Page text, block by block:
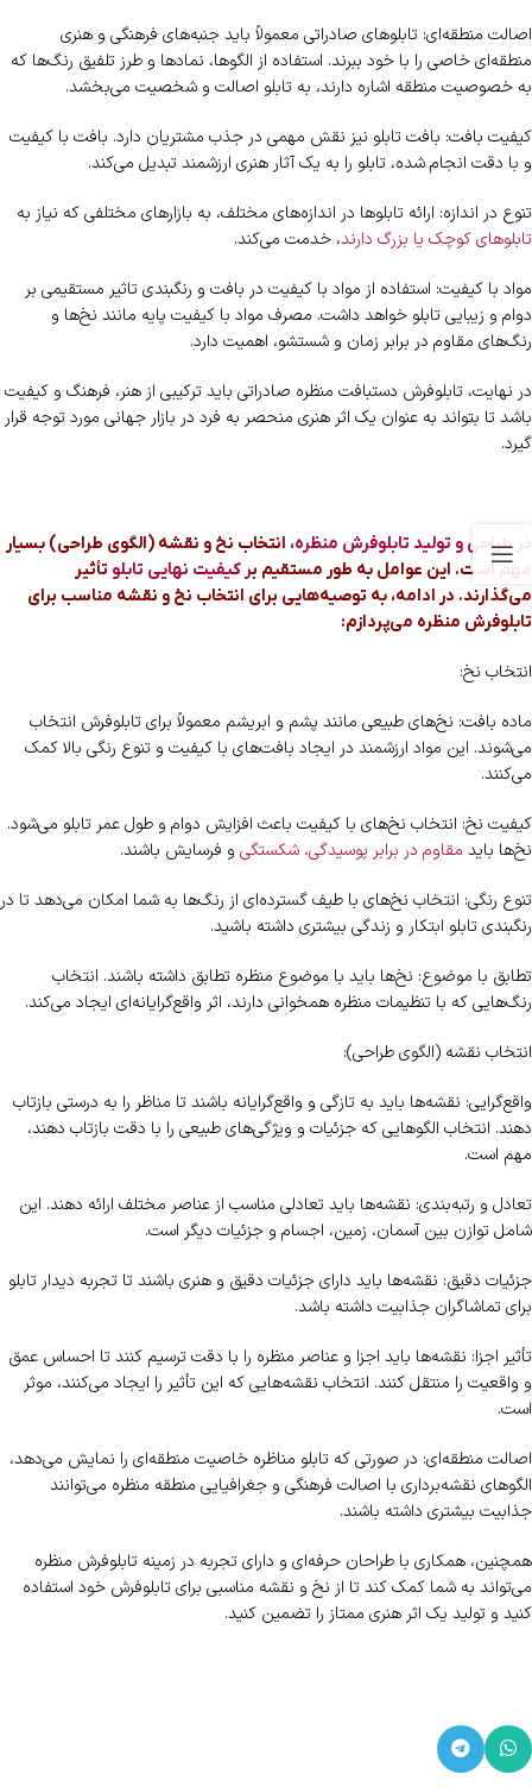
اصالت منطقه‌ای: تابلوهای صادراتی معمولاً باید جنبه‌های فرهنگی و هنری
منطقه‌ای خاصی را با خود ببرند. استفاده از الگوها، نمادها و طرز تلفیق رنگ‌ها که
به خصوصیت منطقه اشاره دارند، به تابلو اصالت و شخصیت می‌بخشد.
کیفیت بافت: بافت تابلو نیز نقش مهمی در جذب مشتریان دارد. بافت با کیفیت
و با دقت انجام شده، تابلو را به یک آثار هنری ارزشمند تبدیل می‌کند.
تنوع در اندازه: ارائه تابلوها در اندازه‌های مختلف، به بازارهای مختلفی که نیاز به
تابلوهای کوچک یا بزرگ دارند، خدمت می‌کند.
مواد با کیفیت: استفاده از مواد با کیفیت در بافت و رنگبندی تاثیر مستقیمی بر
دوام و زیبایی تابلو خواهد داشت. مصرف مواد با کیفیت پایه مانند نخ‌ها و
رنگ‌های مقاوم در برابر زمان و شستشو، اهمیت دارد.
در نهایت، تابلوفرش دستبافت منظره صادراتی باید ترکیبی از هنر، فرهنگ و کیفیت
باشد تا بتواند به عنوان یک اثر هنری منحصر به فرد در بازار جهانی مورد توجه قرار
گیرد.
در طراحی و تولید تابلوفرش منظره، انتخاب نخ و نقشه (الگوی طراحی) بسیار
مهم است. این عوامل به طور مستقیم بر کیفیت نهایی تابلو تأثیر
می‌گذارند. در ادامه، به توصیه‌هایی برای انتخاب نخ و نقشه مناسب برای
تابلوفرش منظره می‌پردازم:
انتخاب نخ:
ماده بافت: نخ‌های طبیعی مانند پشم و ابریشم معمولاً برای تابلوفرش انتخاب
می‌شوند. این مواد ارزشمند در ایجاد بافت‌های با کیفیت و تنوع رنگی بالا کمک
می‌کنند.
کیفیت نخ: انتخاب نخ‌های با کیفیت باعث افزایش دوام و طول عمر تابلو می‌شود.
نخ‌ها باید مقاوم در برابر پوسیدگی، شکستگی و فرسایش باشند.
تنوع رنگی: انتخاب نخ‌های با طیف گسترده‌ای از رنگ‌ها به شما امکان می‌دهد تا در
رنگبندی تابلو ابتکار و زندگی بیشتری داشته باشید.
تطابق با موضوع: نخ‌ها باید با موضوع منظره تطابق داشته باشند. انتخاب
رنگ‌هایی که با تنظیمات منظره همخوانی دارند، اثر واقع‌گرایانه‌ای ایجاد می‌کند.
انتخاب نقشه (الگوی طراحی):
واقع‌گرایی: نقشه‌ها باید به تازگی و واقع‌گرایانه باشند تا مناظر را به درستی بازتاب
دهند. انتخاب الگوهایی که جزئیات و ویژگی‌های طبیعی را با دقت بازتاب دهند،
مهم است.
تعادل و رتبه‌بندی: نقشه‌ها باید تعادلی مناسب از عناصر مختلف ارائه دهند. این
شامل توازن بین آسمان، زمین، اجسام و جزئیات دیگر است.
جزئیات دقیق: نقشه‌ها باید دارای جزئیات دقیق و هنری باشند تا تجربه دیدار تابلو
برای تماشاگران جذابیت داشته باشد.
تأثیر اجزا: نقشه‌ها باید اجزا و عناصر منظره را با دقت ترسیم کنند تا احساس عمق
و واقعیت را منتقل کنند. انتخاب نقشه‌هایی که این تأثیر را ایجاد می‌کنند، موثر
است.
اصالت منطقه‌ای: در صورتی که تابلو مناظره خاصیت منطقه‌ای را نمایش می‌دهد،
الگوهای نقشه‌برداری با اصالت فرهنگی و جغرافیایی منطقه منظره می‌توانند
جذابیت بیشتری داشته باشند.
همچنین، همکاری با طراحان حرفه‌ای و دارای تجربه در زمینه تابلوفرش منظره
می‌تواند به شما کمک کند تا از نخ و نقشه مناسبی برای تابلوفرش خود استفاده
کنید و تولید یک اثر هنری ممتاز را تضمین کنید.